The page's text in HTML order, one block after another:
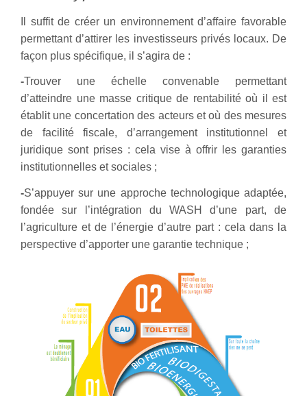
Il suffit de créer un environnement d’affaire favorable
permettant d’attirer les investisseurs privés locaux. De
façon plus spécifique, il s’agira de :
-Trouver une échelle convenable permettant
d’atteindre une masse critique de rentabilité où il est
établit une concertation des acteurs et où des mesures
de facilité fiscale, d’arrangement institutionnel et
juridique sont prises : cela vise à offrir les garanties
institutionnelles et sociales ;
-S’appuyer sur une approche technologique adaptée,
fondée sur l’intégration du WASH d’une part, de
l’agriculture et de l’énergie d’autre part : cela dans la
perspective d’apporter une garantie technique ;